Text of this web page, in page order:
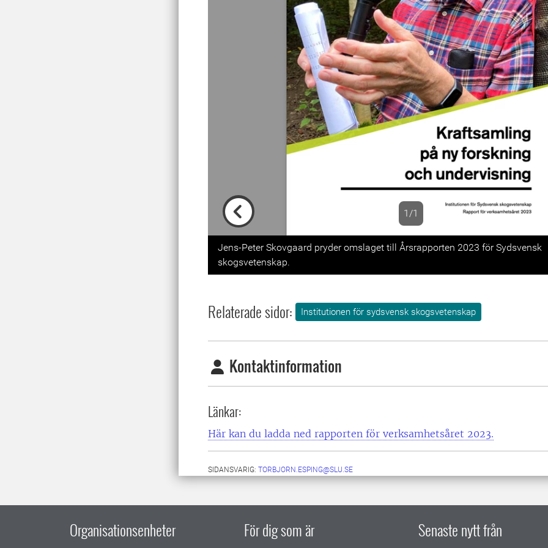
1/1
Previous
Jens-Peter Skovgaard pryder omslaget till Årsrapporten 2023 för Sydsvensk
skogsvetenskap.
Relaterade sidor: Institutionen för sydsvensk skogsvetenskap
Kontaktinformation
Länkar:
Här kan du ladda ned rapporten för verksamhetsåret 2023.
SIDANSVARIG: TORBJORN.ESPING@SLU.SE
Organisationsenheter För dig som är Senaste nytt från